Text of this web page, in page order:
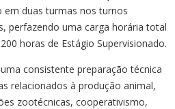
duas turmas nos turnos
perfazendo uma carga horária total
horas de Estágio Supervisionado.
consistente preparação técnica
relacionados à produção animal,
zootécnicas, cooperativismo,